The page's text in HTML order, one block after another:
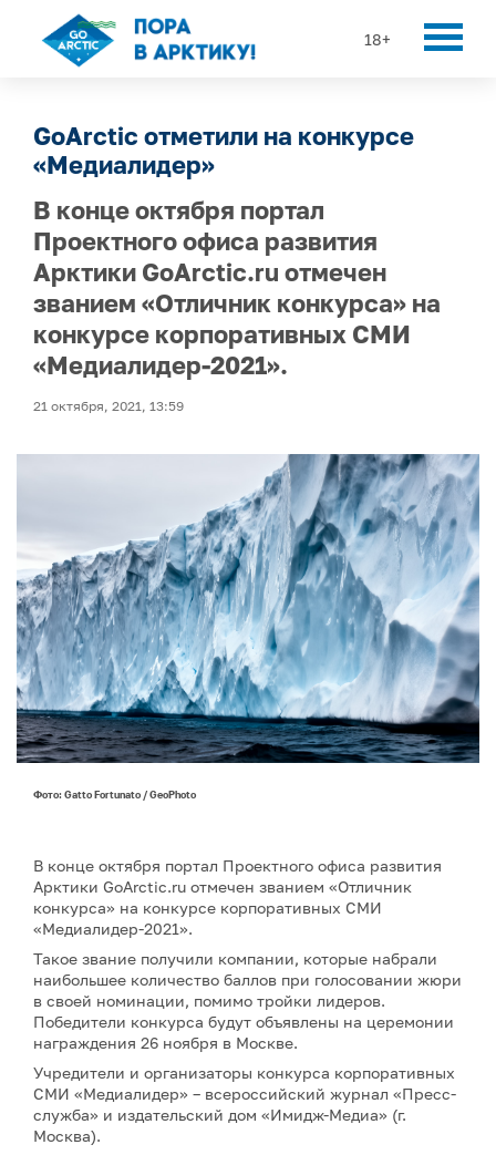
18+
GoArctic отметили на конкурсе
«Медиалидер»
В конце октября портал
Проектного офиса развития
Арктики GoArctic.ru отмечен
званием «Отличник конкурса» на
конкурсе корпоративных СМИ
«Медиалидер-2021».
21 октября, 2021, 13:59
Фото: Gatto Fortunato / GeoPhoto
В конце октября портал Проектного офиса развития
Арктики GoArctic.ru отмечен званием «Отличник
конкурса» на конкурсе корпоративных СМИ
«Медиалидер-2021».
Такое звание получили компании, которые набрали
наибольшее количество баллов при голосовании жюри
в своей номинации, помимо тройки лидеров.
Победители конкурса будут объявлены на церемонии
награждения 26 ноября в Москве.
Учредители и организаторы конкурса корпоративных
СМИ «Медиалидер» – всероссийский журнал «Пресс-
служба» и издательский дом «Имидж-Медиа» (г.
Москва).